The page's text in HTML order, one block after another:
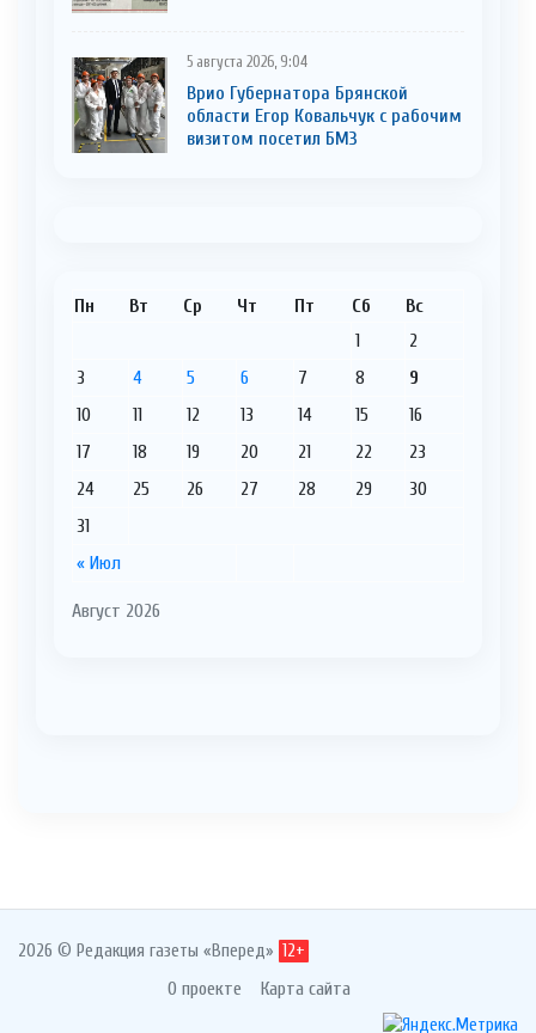
5 августа 2026, 9:04
Врио Губернатора Брянской
области Егор Ковальчук с рабочим
визитом посетил БМЗ
Август 2026
Пн Вт Ср Чт Пт Сб Вс
« Июл
1
2
3
4 5 6 7 8
9
10
11 12 13 14 15
16
17
18 19 20 21 22
23
24
25 26 27 28 29
30
31
2026 © Редакция газеты «Вперед» 12+
О проекте Карта сайта